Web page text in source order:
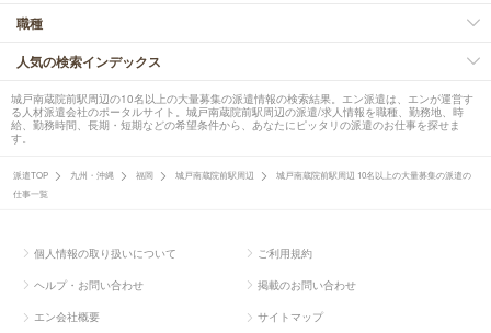
職種
人気の検索インデックス
城戸南蔵院前駅周辺の10名以上の大量募集の派遣情報の検索結果。エン派遣は、エンが運営す
る人材派遣会社のポータルサイト。城戸南蔵院前駅周辺の派遣/求人情報を職種、勤務地、時
給、勤務時間、長期・短期などの希望条件から、あなたにピッタリの派遣のお仕事を探せま
す。
派遣TOP 九州・沖縄 福岡 城戸南蔵院前駅周辺
城戸南蔵院前駅周辺 10名以上の大量募集の派遣の
仕事一覧
個人情報の取り扱いについて ご利用規約
ヘルプ・お問い合わせ 掲載のお問い合わせ
エン会社概要 サイトマップ